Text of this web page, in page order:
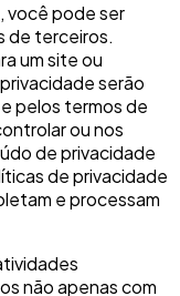
você pode ser
de terceiros.
um site ou
serão
pelos termos de
ou nos
de privacidade
de privacidade
e processam
não apenas com